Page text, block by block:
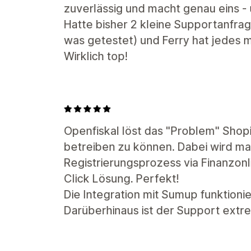
zuverlässig und macht genau eins -
Hatte bisher 2 kleine
was getestet) und Ferry hat jedes
Wirklich top!
Openfiskal löst das "Problem"
betreiben zu können. Dabei wird
Registrierungsprozess via
Click Lösung. Perfekt!
Die Integration mit Sumup
Darüberhinaus ist der Support